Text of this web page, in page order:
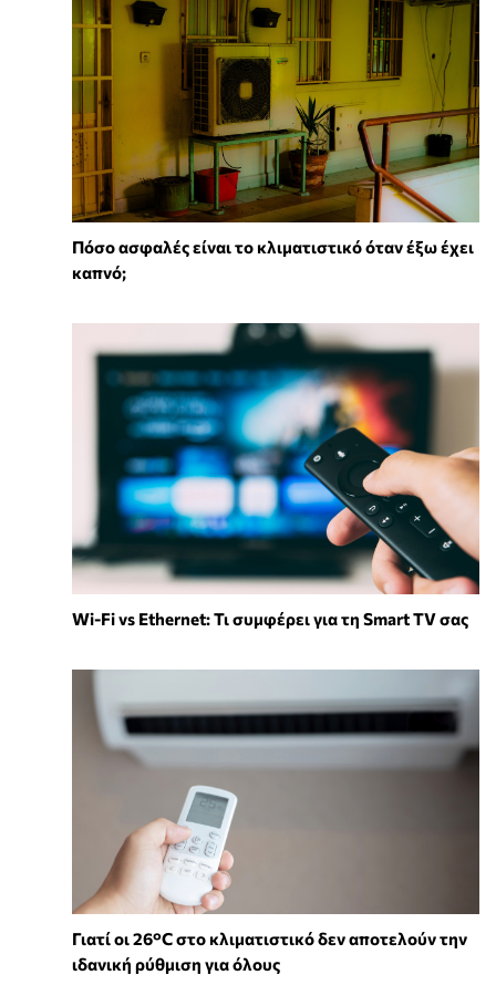
Πόσο ασφαλές είναι το κλιματιστικό όταν έξω έχει
καπνό;
Wi-Fi vs Ethernet: Τι συμφέρει για τη Smart TV σας
Γιατί οι 26°C στο κλιματιστικό δεν αποτελούν την
ιδανική ρύθμιση για όλους